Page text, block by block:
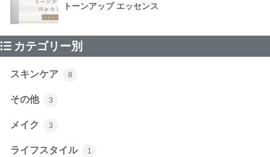
トーンアップ エッセンス
カテゴリー別
スキンケア 8
その他 3
メイク 3
ライフスタイル 1